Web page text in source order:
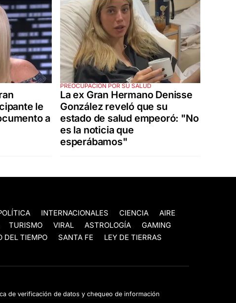
le
a
PREOCUPACIÓN POR SU SALUD
La ex Gran Hermano Denisse
González reveló que su
estado de salud empeoró: "No
es la noticia que
esperábamos"
INTERNACIONALES CIENCIA
AIRE
TURISMO VIRAL ASTROLOGÍA
GAMING
DEL TIEMPO SANTA FE
LEY DE TIERRAS
de verificación de datos y chequeo de información